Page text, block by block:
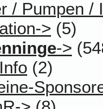
/ Pumpen /
> (5)
->
(2)